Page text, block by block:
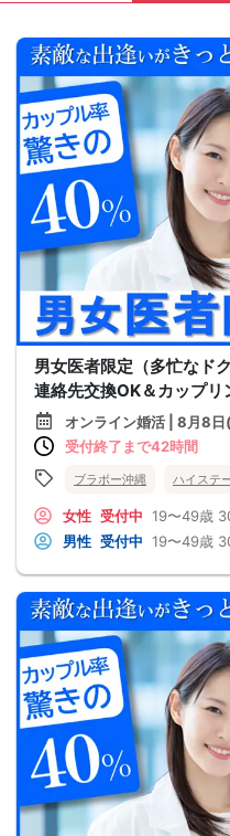
男女医者限定（多忙なド
連絡先交換OK＆カップリ
オンライン婚活 | 8月8
受付終了まで42時間
ブラボー沖縄 ハイステ
女性 受付中 19〜49歳
男性 受付中 19〜49歳